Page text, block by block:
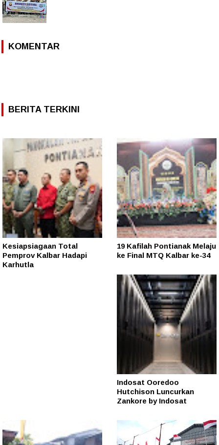
KOMENTAR
BERITA TERKINI
Kesiapsiagaan Total
Pemprov Kalbar Hadapi
Karhutla
19 Kafilah Pontianak Melaju
ke Final MTQ Kalbar ke-34
Indosat Ooredoo
Hutchison Luncurkan
Zankore by Indosat